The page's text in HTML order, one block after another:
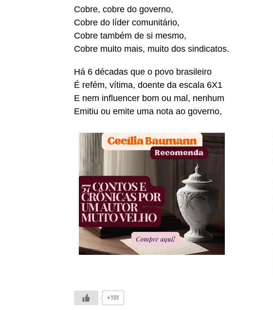
Cobre, cobre do governo,
Cobre do líder comunitário,
Cobre também de si mesmo,
Cobre muito mais, muito dos sindicatos.
Há 6 décadas que o povo brasileiro
É refém, vítima, doente da escala 6X1
E nem influencer bom ou mal, nenhum
Emitiu ou emite uma nota ao governo,
+101